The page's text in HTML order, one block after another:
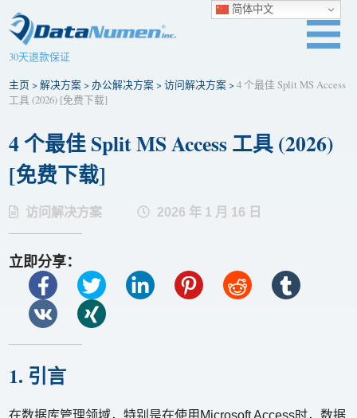
30天退款保证
主页 >解决方案>办公解决方案>访问解决方案>4 个最佳 Split MS Access
工具 (2026) [免费下​​载]
4 个最佳 Split MS Access 工具 (2026)
[免费下​​载]
访问解决方案 2026 年 1 月 16 日
立即分享：
1. 引言
在数据库管理领域，特别是在使用Microsoft Access时，数据
简体中文